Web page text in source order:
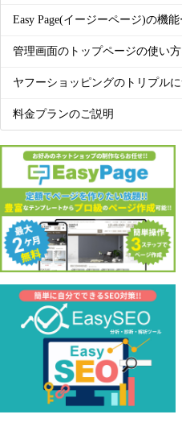
Easy Page(イージーページ)の機
管理画面のトップページの使い方
ヤフーショッピングのトリプル
料金プランのご説明